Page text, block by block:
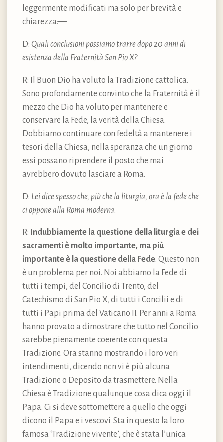
leggermente modificati ma solo per brevità e
chiarezza:—
D: Quali conclusioni possiamo trarre dopo 20 anni di
esistenza della Fraternità San Pio X?
R: Il Buon Dio ha voluto la Tradizione cattolica.
Sono profondamente convinto che la Fraternità è il
mezzo che Dio ha voluto per mantenere e
conservare la Fede, la verità della Chiesa.
Dobbiamo continuare con fedeltà a mantenere i
tesori della Chiesa, nella speranza che un giorno
essi possano riprendere il posto che mai
avrebbero dovuto lasciare a Roma.
D: Lei dice spesso che, più che la liturgia, ora è la fede che
ci oppone alla Roma moderna.
R: Indubbiamente la questione della liturgia e dei
sacramenti è molto importante, ma più
importante è la questione della Fede. Questo non
è un problema per noi. Noi abbiamo la Fede di
tutti i tempi, del Concilio di Trento, del
Catechismo di San Pio X, di tutti i Concilii e di
tutti i Papi prima del Vaticano II. Per anni a Roma
hanno provato a dimostrare che tutto nel Concilio
sarebbe pienamente coerente con questa
Tradizione. Ora stanno mostrando i loro veri
intendimenti, dicendo non vi è più alcuna
Tradizione o Deposito da trasmettere. Nella
Chiesa è Tradizione qualunque cosa dica oggi il
Papa. Ci si deve sottomettere a quello che oggi
dicono il Papa e i vescovi. Sta in questo la loro
famosa ‘Tradizione vivente’, che è stata l’unica